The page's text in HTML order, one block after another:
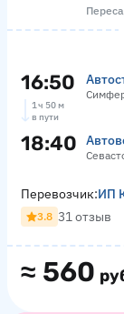
16:50
1 ч 50 м
в пути
18:40
≈ 560
Перевозчик:ИП
3.8 31 отзыв